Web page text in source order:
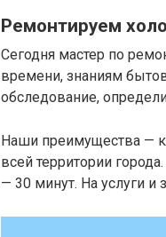
Ремонтируем
Сегодня мастер по
времени, знаниям
обследование,
Наши преимущества —
всей территории
— 30 минут. На услуги и